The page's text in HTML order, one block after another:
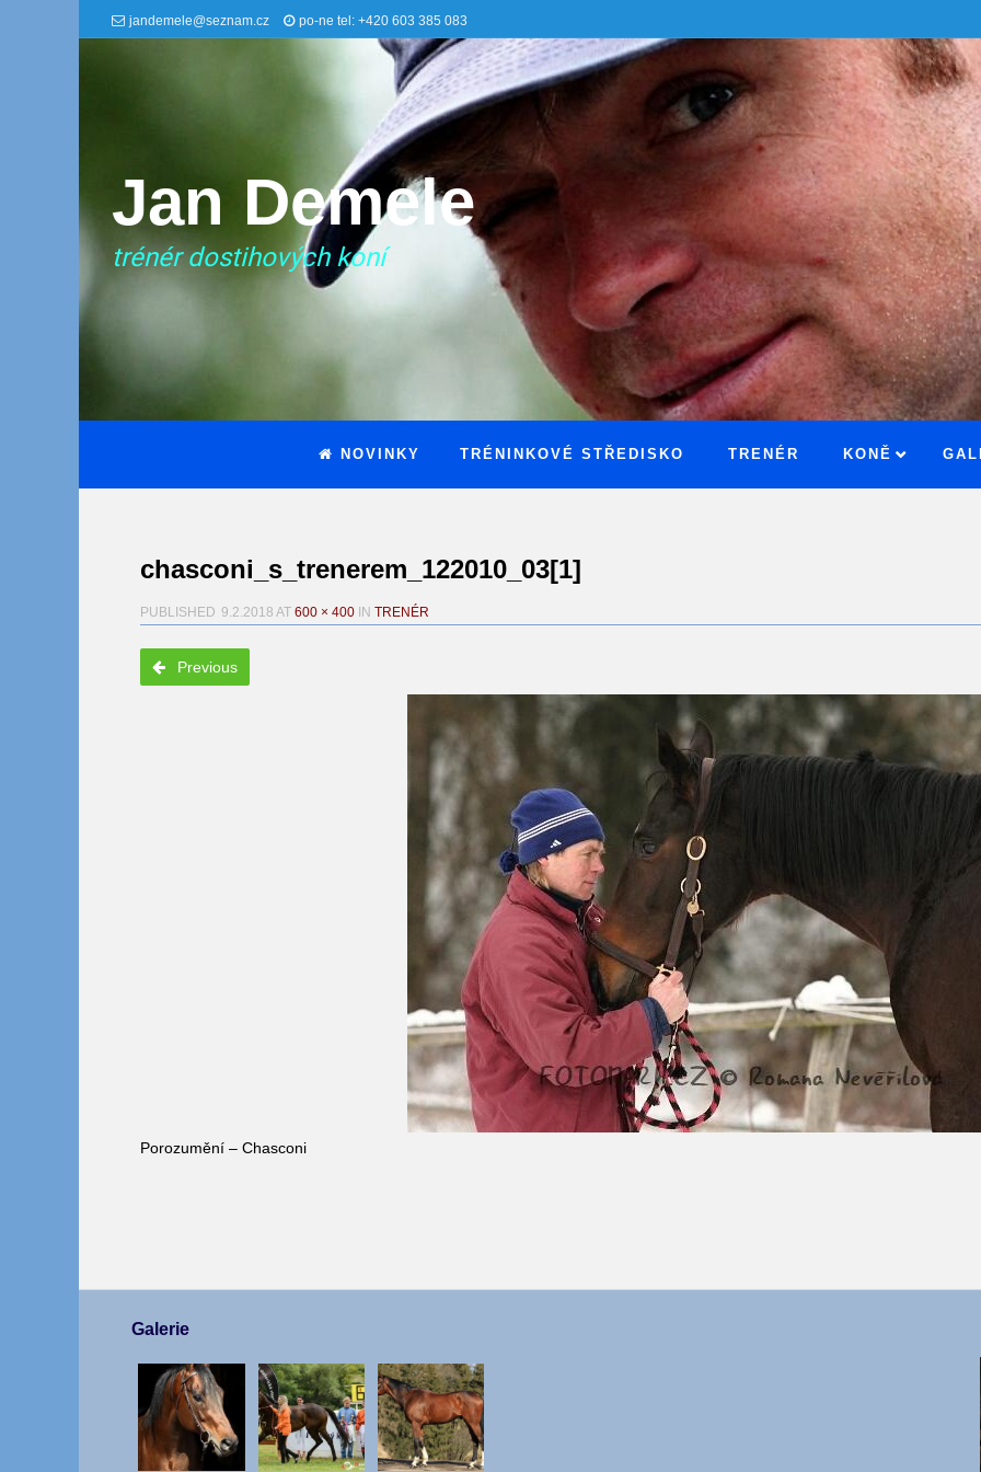
jandemele@seznam.cz po-ne tel: +420 603 385 083
Jan Demele
trénér dostihových koní
NOVINKY TRÉNINKOVÉ STŘEDISKO TRENÉR KONĚ
chasconi_s_trenerem_122010_03[1]
PUBLISHED 9.2.2018 AT 600 × 400 IN TRENÉR
Previous
Porozumění – Chasconi
Galerie